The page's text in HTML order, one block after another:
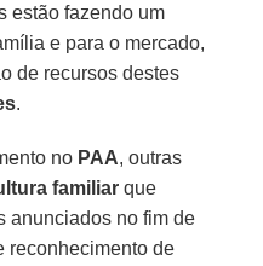
estão fazendo um
e para o mercado,
de recursos destes
.
no PAA, outras
familiar que
anunciados no fim de
reconhecimento de